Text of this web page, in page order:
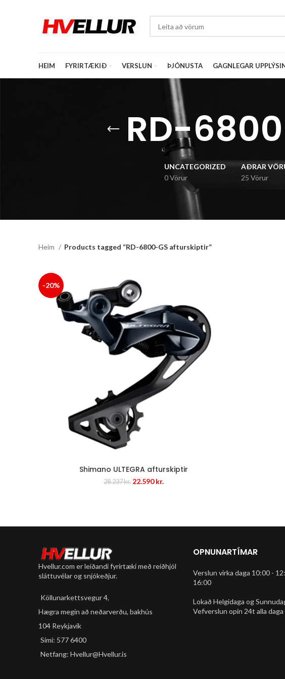
HEIM FYRIRTÆKIÐ VERSLUN ÞJÓNUSTA GAGNLEGAR
RD-
UNCATEGORIZED
0 Vörur
AÐRAR
25 Vörur
Heim Products tagged “RD-6800-GS afturskiptir”
-20%
Shimano ULTEGRA afturskiptir
28.237kr. Original
22.590kr.
Hvellur.com er leiðandi fyrirtæki með reiðhjól
sláttuvélar og snjókeðjur.
Köllunarkettsvegur 4,
Hægra megin að neðarverðu, bakhús
104 Reykjavík
Sími: 577 6400
Netfang: Hvellur@Hvellur.is
OPNUNARTÍMAR
Verslun virka daga 10:00 -
16:00
Lokað Helgidaga og
Vefverslun opin 24t alla daga